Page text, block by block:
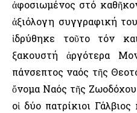
ἀφοσιωμένος στό
ἀξιόλογη συγγραφική
ἱδρύθηκε τοῦτο τόν
ξακουστή ἀργότερα
πάνσεπτος ναός τῆς
ὄνομα Ναός τῆς
οἱ δύο πατρίκιοι